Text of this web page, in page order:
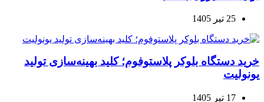
25 تیر 1405
خرید دستگاه بلوکر پلاستوفوم؛ کلید بهینه‌سازی تولید
یونولیت
17 تیر 1405